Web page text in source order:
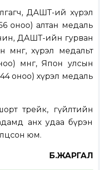
ДАШТ-ий хүрэл
оноо) алтан медаль
ДАШТ-ийн гурван
хүрэл медальт
мөнгө, Япон улсын
оноо) хүрэл медаль
трейк, гүйлтийн
анх удаа бүрэн
юм.
Б.ЖАРГАЛ